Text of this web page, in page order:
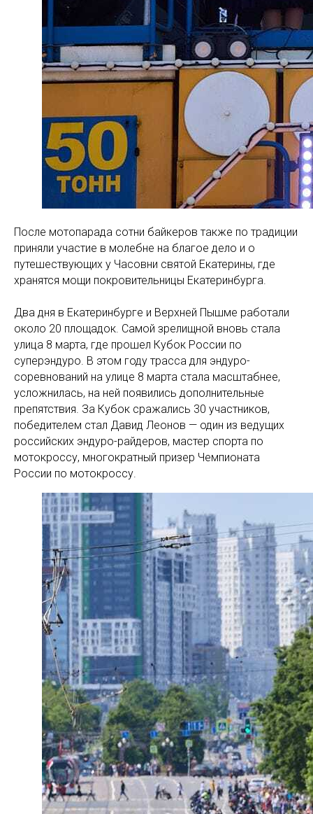
После мотопарада сотни байкеров также по традиции
приняли участие в молебне на благое дело и о
путешествующих у Часовни святой Екатерины, где
хранятся мощи покровительницы Екатеринбурга.
Два дня в Екатеринбурге и Верхней Пышме работали
около 20 площадок. Самой зрелищной вновь стала
улица 8 марта, где прошел Кубок России по
суперэндуро. В этом году трасса для эндуро-
соревнований на улице 8 марта стала масштабнее,
усложнилась, на ней появились дополнительные
препятствия. За Кубок сражались 30 участников,
победителем стал Давид Леонов — один из ведущих
российских эндуро-райдеров, мастер спорта по
мотокроссу, многократный призер Чемпионата
России по мотокроссу.